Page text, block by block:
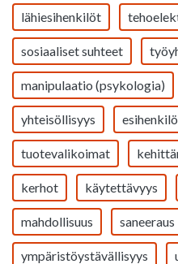
lähiesihenkilöt
sosiaaliset suhteet
manipulaatio (psykologia)
yhteisöllisyys
tuotevalikoimat
kerhot käytettävyys
mahdollisuus saneeraus
ympäristöystävällisyys